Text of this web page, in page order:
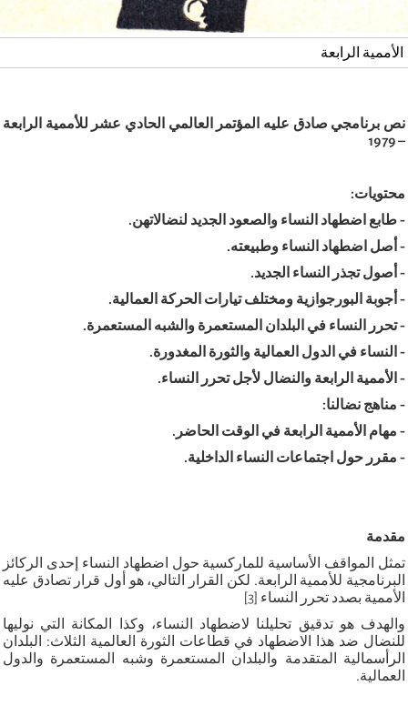
الأممية الرابعة
نص برنامجي صادق عليه المؤتمر العالمي الحادي عشر للأممية الرابعة
– 1979
محتويات:
-طابع اضطهاد النساء والصعود الجديد لنضالاتهن.
- أصل اضطهاد النساء وطبيعته.
- أصول تجذر النساء الجديد.
- أجوبة البورجوازية ومختلف تيارات الحركة العمالية.
-تحرر النساء في البلدان المستعمرة والشبه المستعمرة.
- النساء في الدول العمالية والثورة المغدورة.
- الأممية الرابعة والنضال لأجل تحرر النساء.
- مناهج نضالنا:
- مهام الأممية الرابعة في الوقت الحاضر .
- مقرر حول اجتماعات النساء الداخلية.
مقدمة
تمثل المواقف الأساسية للماركسية حول اضطهاد النساء إحدى الركائز
البرنامجية للأممية الرابعة. لكن القرار التالي، هو أول قرار تصادق عليه
الأممية بصدد تحرر النساء [3]
والهدف هو تدقيق تحليلنا لاضطهاد النساء، وكذا المكانة التي نوليها
للنضال ضد هذا الاضطهاد في قطاعات الثورة العالمية الثلاث: البلدان
الرأسمالية المتقدمة والبلدان المستعمرة وشبه المستعمرة والدول
العمالية.